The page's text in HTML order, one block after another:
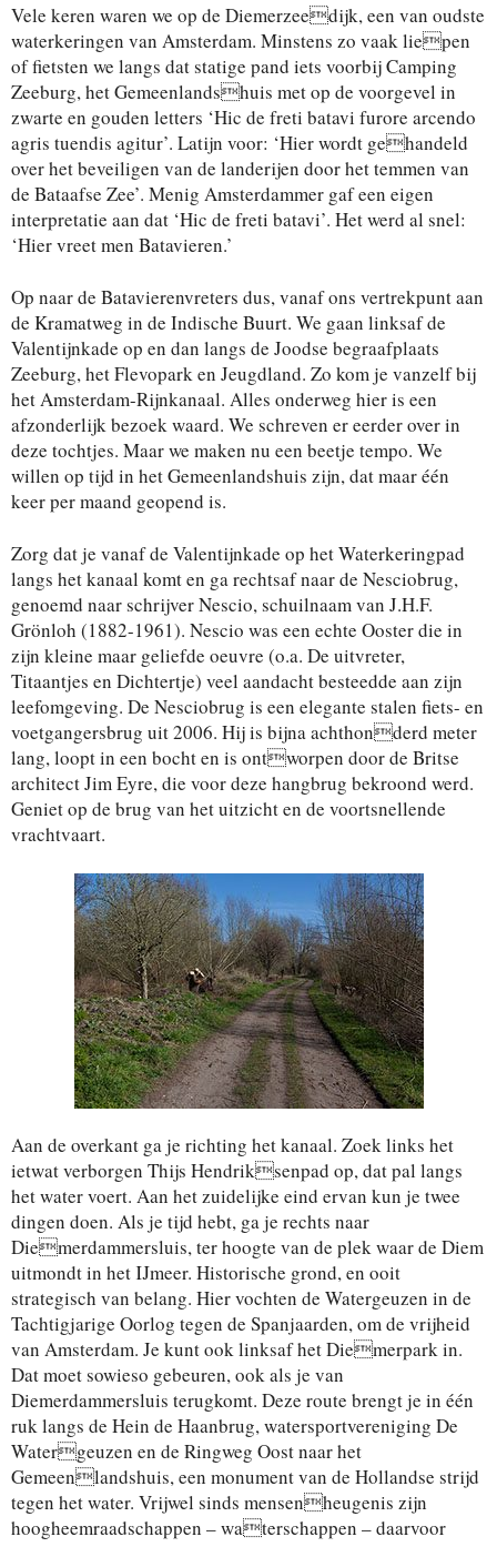
Vele keren waren we op de Diemerzeedijk, een van oudste
waterkeringen van Amsterdam. Minstens zo vaak liepen
of fietsten we langs dat statige pand iets voorbij Camping
Zeeburg, het Gemeenlandshuis met op de voorgevel in
zwarte en gouden letters ‘Hic de freti batavi furore arcendo
agris tuendis agitur’. Latijn voor: ‘Hier wordt gehandeld
over het beveiligen van de landerijen door het temmen van
de Bataafse Zee’. Menig Amsterdammer gaf een eigen
interpretatie aan dat ‘Hic de freti batavi’. Het werd al snel:
‘Hier vreet men Batavieren.’
Op naar de Batavierenvreters dus, vanaf ons vertrekpunt aan
de Kramatweg in de Indische Buurt. We gaan linksaf de
Valentijnkade op en dan langs de Joodse begraafplaats
Zeeburg, het Flevopark en Jeugdland. Zo kom je vanzelf bij
het Amsterdam-Rijnkanaal. Alles onderweg hier is een
afzonderlijk bezoek waard. We schreven er eerder over in
deze tochtjes. Maar we maken nu een beetje tempo. We
willen op tijd in het Gemeenlandshuis zijn, dat maar één
keer per maand geopend is.
Zorg dat je vanaf de Valentijnkade op het Waterkeringpad
langs het kanaal komt en ga rechtsaf naar de Nesciobrug,
genoemd naar schrijver Nescio, schuilnaam van J.H.F.
Grönloh (1882-1961). Nescio was een echte Ooster die in
zijn kleine maar geliefde oeuvre (o.a. De uitvreter,
Titaantjes en Dichtertje) veel aandacht besteedde aan zijn
leefomgeving. De Nesciobrug is een elegante stalen fiets- en
voetgangersbrug uit 2006. Hij is bijna achthonderd meter
lang, loopt in een bocht en is ontworpen door de Britse
architect Jim Eyre, die voor deze hangbrug bekroond werd.
Geniet op de brug van het uitzicht en de voortsnellende
vrachtvaart.
Aan de overkant ga je richting het kanaal. Zoek links het
ietwat verborgen Thijs Hendriksenpad op, dat pal langs
het water voert. Aan het zuidelijke eind ervan kun je twee
dingen doen. Als je tijd hebt, ga je rechts naar
Diemerdammersluis, ter hoogte van de plek waar de Diem
uitmondt in het IJmeer. Historische grond, en ooit
strategisch van belang. Hier vochten de Watergeuzen in de
Tachtigjarige Oorlog tegen de Spanjaarden, om de vrijheid
van Amsterdam. Je kunt ook linksaf het Diemerpark in.
Dat moet sowieso gebeuren, ook als je van
Diemerdammersluis terugkomt. Deze route brengt je in één
ruk langs de Hein de Haanbrug, watersportvereniging De
Watergeuzen en de Ringweg Oost naar het
Gemeenlandshuis, een monument van de Hollandse strijd
tegen het water. Vrijwel sinds mensenheugenis zijn
hoogheemraadschappen – waterschappen – daarvoor